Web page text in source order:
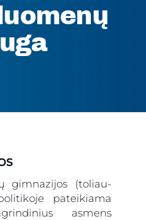
gimnazijos (toliau-
pateikiama
asmens